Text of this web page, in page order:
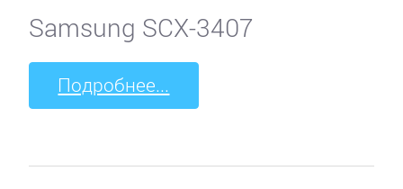
Samsung SCX-3407
Подробнее...